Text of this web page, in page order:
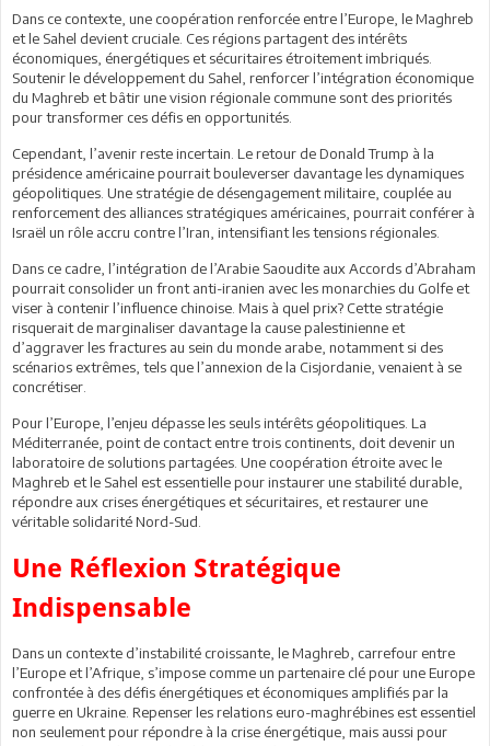
Dans ce contexte, une coopération renforcée entre l’Europe, le Maghreb
et le Sahel devient cruciale. Ces régions partagent des intérêts
économiques, énergétiques et sécuritaires étroitement imbriqués.
Soutenir le développement du Sahel, renforcer l’intégration économique
du Maghreb et bâtir une vision régionale commune sont des priorités
pour transformer ces défis en opportunités.
Cependant, l’avenir reste incertain. Le retour de Donald Trump à la
présidence américaine pourrait bouleverser davantage les dynamiques
géopolitiques. Une stratégie de désengagement militaire, couplée au
renforcement des alliances stratégiques américaines, pourrait conférer à
Israël un rôle accru contre l’Iran, intensifiant les tensions régionales.
Dans ce cadre, l’intégration de l’Arabie Saoudite aux Accords d’Abraham
pourrait consolider un front anti-iranien avec les monarchies du Golfe et
viser à contenir l’influence chinoise. Mais à quel prix? Cette stratégie
risquerait de marginaliser davantage la cause palestinienne et
d’aggraver les fractures au sein du monde arabe, notamment si des
scénarios extrêmes, tels que l’annexion de la Cisjordanie, venaient à se
concrétiser.
Pour l’Europe, l’enjeu dépasse les seuls intérêts géopolitiques. La
Méditerranée, point de contact entre trois continents, doit devenir un
laboratoire de solutions partagées. Une coopération étroite avec le
Maghreb et le Sahel est essentielle pour instaurer une stabilité durable,
répondre aux crises énergétiques et sécuritaires, et restaurer une
véritable solidarité Nord-Sud.
Une Réflexion Stratégique
Indispensable
Dans un contexte d’instabilité croissante, le Maghreb, carrefour entre
l’Europe et l’Afrique, s’impose comme un partenaire clé pour une Europe
confrontée à des défis énergétiques et économiques amplifiés par la
guerre en Ukraine. Repenser les relations euro-maghrébines est essentiel
non seulement pour répondre à la crise énergétique, mais aussi pour